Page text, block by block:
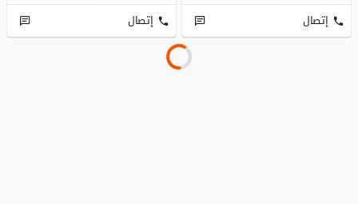
إتصال إتصال